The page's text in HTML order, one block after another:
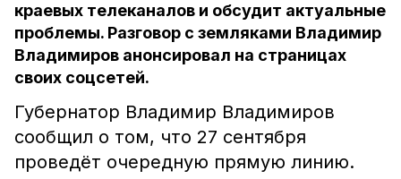
краевых телеканалов и обсудит актуальные
проблемы. Разговор с земляками Владимир
Владимиров анонсировал на страницах
своих соцсетей.
Губернатор Владимир Владимиров
сообщил о том, что 27 сентября
проведёт очередную прямую линию.